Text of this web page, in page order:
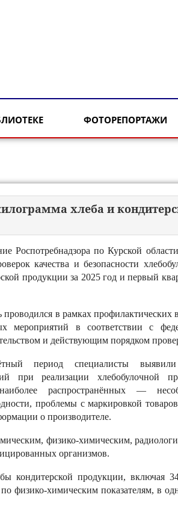
ФОТОРЕПОРТАЖИ
хлеба и
Роспотребнадзора по Курской
качества и безопасности
продукции за 2025 год и первый
проводился в рамках профилактических
мероприятий в соответствии с
и действующим порядком
период специалисты
при реализации хлебобулочной
распространённых —
проблемы с маркировкой
о производителе.
физико-химическим,
организмов.
кондитерской продукции, включая
физико-химическим показателям, в